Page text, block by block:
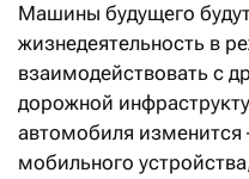
Машины будущего
жизнедеятельность в
взаимодействовать с
дорожной
автомобиля изменится
мобильного